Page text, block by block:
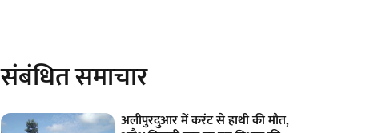
संबंधित समाचार
अलीपुरदुआर में करंट से हाथी की मौत,